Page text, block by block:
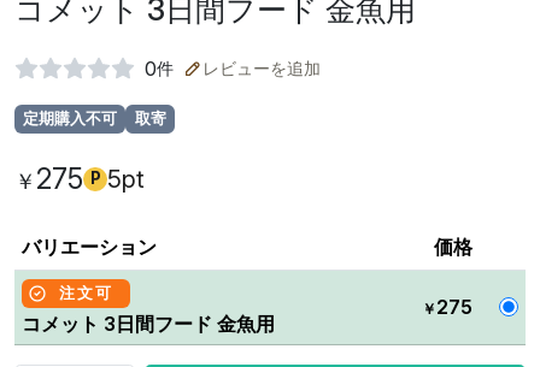
コメット 3日間フード 金魚用
0件 レビューを追加
定期購入不可 取寄
￥ 275 P 5pt
バリエーション 価格
注文可
コメット 3日間フード 金魚用
￥ 275